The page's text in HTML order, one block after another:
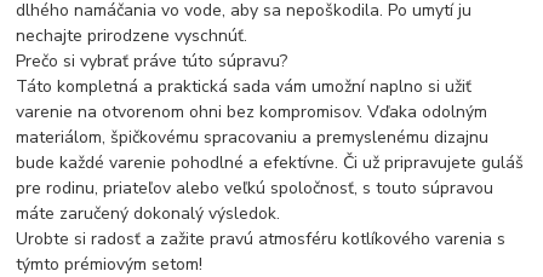
dlhého namáčania vo vode, aby sa nepoškodila. Po umytí ju
nechajte prirodzene vyschnúť.
Prečo si vybrať práve túto súpravu?
Táto kompletná a praktická sada vám umožní naplno si užiť
varenie na otvorenom ohni bez kompromisov. Vďaka odolným
materiálom, špičkovému spracovaniu a premyslenému dizajnu
bude každé varenie pohodlné a efektívne. Či už pripravujete guláš
pre rodinu, priateľov alebo veľkú spoločnosť, s touto súpravou
máte zaručený dokonalý výsledok.
Urobte si radosť a zažite pravú atmosféru kotlíkového varenia s
týmto prémiovým setom!